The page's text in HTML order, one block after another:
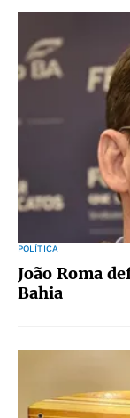
POLÍTICA
João Roma
Bahia